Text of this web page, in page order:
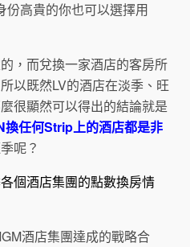
份高貴的你也可以選擇用
，而兌換一家酒店的客房所
以既然LV的酒店在淡季、旺
很顯然可以得出的結論就是
換任何Strip上的酒店都是非
呢？
個酒店集團的點數換房情
酒店集團達成的戰略合